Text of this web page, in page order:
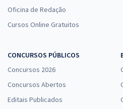
Oficina de Redação
Cursos Online Gratuitos
CONCURSOS PÚBLICOS
Concursos 2026
Concursos Abertos
Editais Publicados